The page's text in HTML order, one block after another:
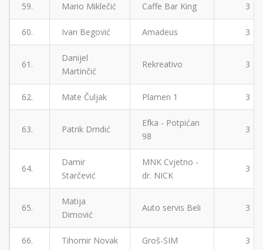
59. Mario Miklečić Caffe Bar King 3
60. Ivan Begović Amadeus 3
61.
Danijel
Martinčić
Rekreativo 3
62. Mate Čuljak Plamen 1 3
63. Patrik Drndić
Efka - Potpićan
98
3
64.
Damir
Starčević
MNK Cvjetno -
dr. NICK
3
65.
Matija
Dimović
Auto servis Beli 3
66. Tihomir Novak Groš-SIM 3